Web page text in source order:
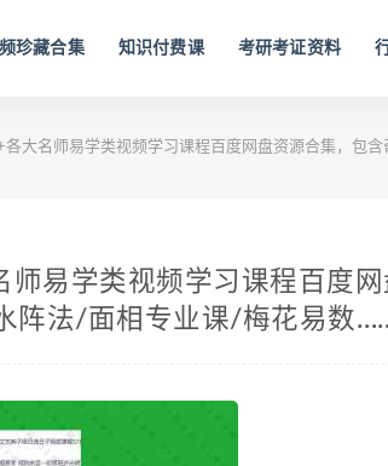
珍藏合集 知识付费课 考研考证资料
大名师易学类视频学习课程百度网盘资源合集，包
易学类视频学习课程百度
阵法/面相专业课/梅花易数